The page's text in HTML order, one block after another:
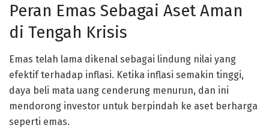
Peran Emas Sebagai Aset Aman
di Tengah Krisis
Emas telah lama dikenal sebagai lindung nilai yang
efektif terhadap inflasi. Ketika inflasi semakin tinggi,
daya beli mata uang cenderung menurun, dan ini
mendorong investor untuk berpindah ke aset berharga
seperti emas.